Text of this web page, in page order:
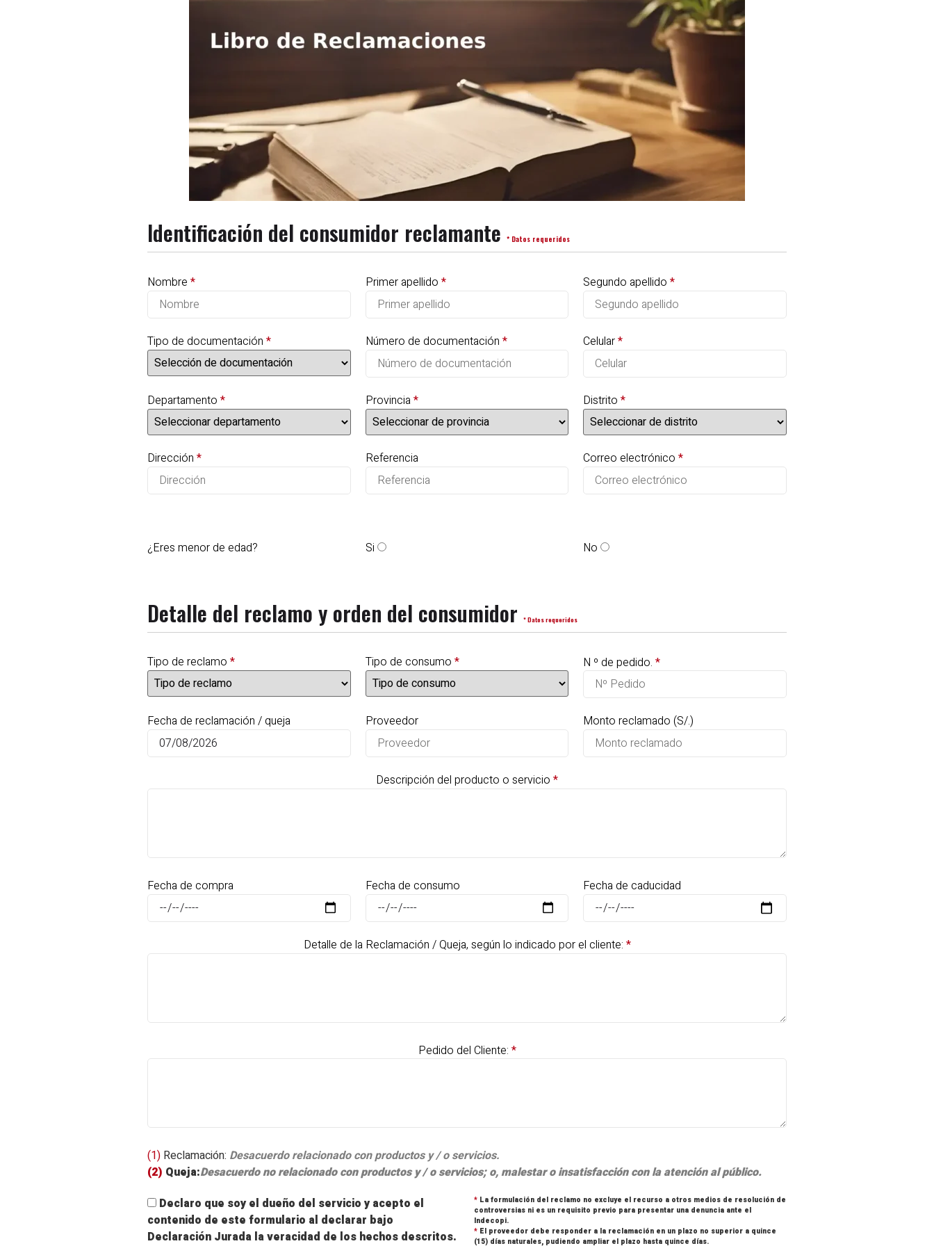
Identificación del consumidor reclamante* Datos requeridos
Nombre* Primer apellido * Segundo apellido *
Tipo de documentación* Número de documentación * Celular*
Departamento* Provincia* Distrito *
Dirección* Referencia Correo electrónico *
¿Eres menor de edad? Si No
Detalle del reclamo y orden del consumidor* Datos requeridos
Tipo de reclamo* Tipo de consumo * N º de pedido. *
Fecha de reclamación / queja Proveedor Monto reclamado (S/.)
Descripción del producto o servicio *
Fecha de compra Fecha de consumo Fecha de caducidad
Detalle de la Reclamación / Queja, según lo indicado por el cliente: *
Pedido del Cliente: *
(1) Reclamación: Desacuerdo relacionado con productos y / o servicios.
(2) Queja:Desacuerdo no relacionado con productos y / o servicios; o, malestar o insatisfacción con la atención al público.
Declaro que soy el dueño del servicio y acepto el
contenido de este formulario al declarar bajo
Declaración Jurada la veracidad de los hechos descritos.
* La formulación del reclamo no excluye el recurso a otros medios de resolución de
controversias ni es un requisito previo para presentar una denuncia ante el
Indecopi.
* El proveedor debe responder a la reclamación en un plazo no superior a quince
(15) días naturales, pudiendo ampliar el plazo hasta quince días.